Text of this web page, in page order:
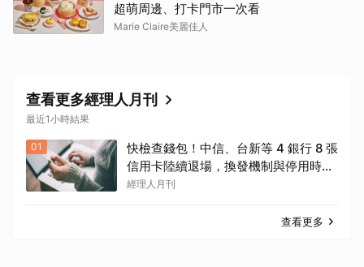
超萌周邊、打卡門市一次看
Marie Claire美麗佳人
查看更多經理人月刊
最近1小時結果
01
快檢查錢包！中信、台新等 4 銀行 8 張
信用卡陸續退場，換發機制與停用時間
一次看
經理人月刊
查看更多